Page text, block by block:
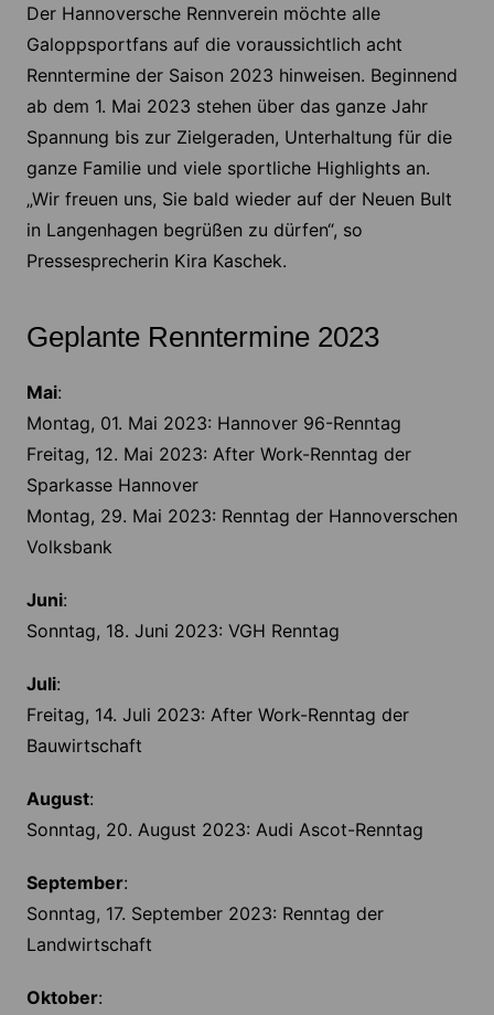
Der Hannoversche Rennverein möchte alle
Galoppsportfans auf die voraussichtlich acht
Renntermine der Saison 2023 hinweisen. Beginnend
ab dem 1. Mai 2023 stehen über das ganze Jahr
Spannung bis zur Zielgeraden, Unterhaltung für die
ganze Familie und viele sportliche Highlights an.
„Wir freuen uns, Sie bald wieder auf der Neuen Bult
in Langenhagen begrüßen zu dürfen“, so
Pressesprecherin Kira Kaschek.
Geplante Renntermine 2023
Mai:
Montag, 01. Mai 2023: Hannover 96-Renntag
Freitag, 12. Mai 2023: After Work-Renntag der
Sparkasse Hannover
Montag, 29. Mai 2023: Renntag der Hannoverschen
Volksbank
Juni:
Sonntag, 18. Juni 2023: VGH Renntag
Juli:
Freitag, 14. Juli 2023: After Work-Renntag der
Bauwirtschaft
August:
Sonntag, 20. August 2023: Audi Ascot-Renntag
September:
Sonntag, 17. September 2023: Renntag der
Landwirtschaft
Oktober: